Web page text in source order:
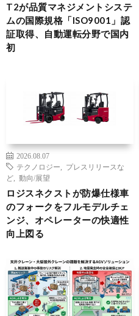
T2が品質マネジメントシステ
ムの国際規格「ISO9001」認
証取得、自動運転分野で国内
初
2026.08.07
テクノロジー
プレスリリースな
ど
動向/展望
ロジスネクストが防爆仕様車
のフォークをフルモデルチェ
ンジ、オペレーターの快適性
向上図る